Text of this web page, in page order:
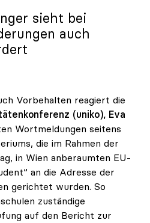
sieht bei
auch
Vorbehalten reagiert die
(uniko), Eva
Wortmeldungen seitens
die im Rahmen der
in Wien anberaumten EU-
an die Adresse der
gerichtet wurden. So
zuständige
auf den Bericht zur